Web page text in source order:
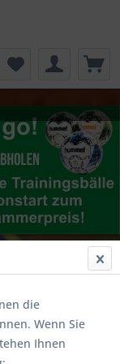
die
Wenn Sie
Ihnen